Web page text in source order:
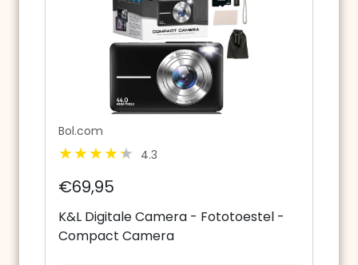
Bol.com
4.3
€69,95
K&L Digitale Camera - Fototoestel -
Compact Camera